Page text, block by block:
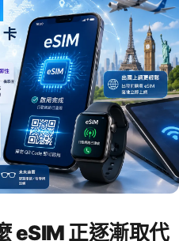
eSIM 正逐漸取代